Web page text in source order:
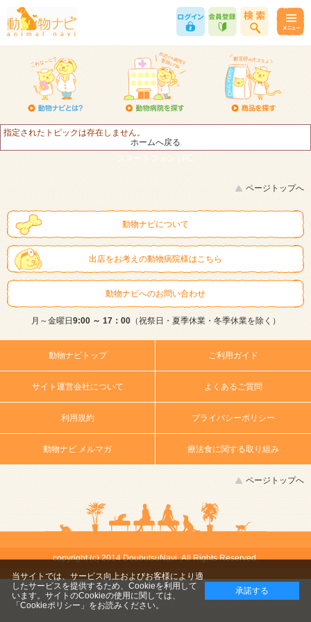
指定されたトピックは存在しません。
ホームへ戻る
スマートフォン |
PC
ページトップへ
動物ナビについて
出店をお考えの動物病院様はこちら
動物ナビへのお問い合わせ
月～金曜日 9:00 ～ 17：00（祝祭日・夏季休業・冬季休業を除く）
動物ナビトップ ご利用ガイド
サイト運営会社について よくあるご質問
利用規約 プライバシーポリシー
動物ナビ メルマガ 療法食に関する取り組み
ページトップへ
copyright (c) 2014 DoubutsuNavi ,All Rights Reserved.
当サイトでは、サービス向上およびお客様により適
したサービスを提供するため、Cookieを利用して
います。サイトのCookieの使用に関しては、
「Cookieポリシー」 をお読みください。
承諾する